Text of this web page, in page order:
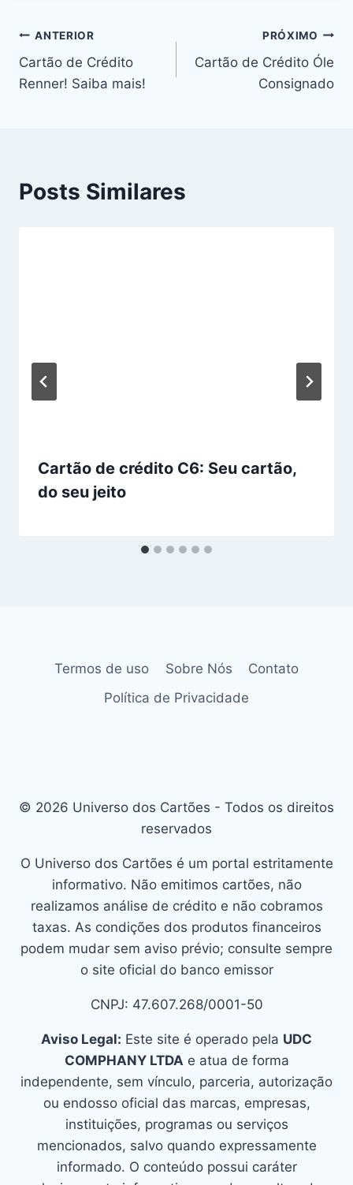
ANTERIOR
Cartão de Crédito
Renner! Saiba mais!
PRÓXIMO
Cartão de Crédito Óle
Consignado
Posts Similares
Cartão de crédito C6: Seu cartão,
do seu jeito
Termos de uso Sobre Nós
Contato
Política de Privacidade
© 2026 Universo dos Cartões - Todos os direitos
reservados
O Universo dos Cartões é um portal estritamente
informativo. Não emitimos cartões, não
realizamos análise de crédito e não cobramos
taxas. As condições dos produtos financeiros
podem mudar sem aviso prévio; consulte sempre
o site oficial do banco emissor
CNPJ: 47.607.268/0001-50
Aviso Legal: Este site é operado pela UDC
COMPHANY LTDAe atua de forma
independente, sem vínculo, parceria, autorização
ou endosso oficial das marcas, empresas,
instituições, programas ou serviços
mencionados, salvo quando expressamente
informado. O conteúdo possui caráter